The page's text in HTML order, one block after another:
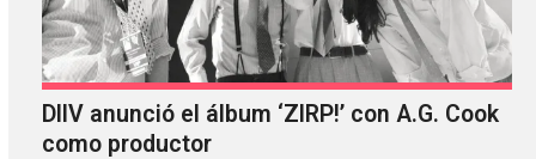
DIIV anunció el álbum ‘ZIRP!’ con A.G. Cook
como productor